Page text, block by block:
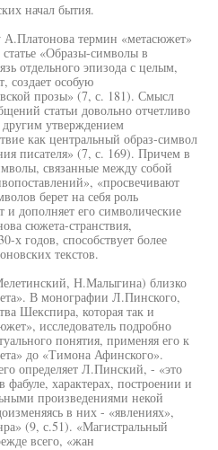
начал бытия.
А.Платонова термин «метасюжет»
«Образы-символы в
отдельного эпизода с целым,
особую
прозы» (7, с. 181). Смысл
статьи довольно отчетливо
другим утверждением
как центральный образ-символ
писателя» (7, с. 169). Причем в
связанные между собой
«просвечивают
берет на себя роль
и дополняет его символические
сюжета-странствия,
х годов, способствует более
текстов.
Н.Малыгина) близко
В монографии Л.Пинского,
Шекспира, которая так и
исследователь подробно
понятия, применяя его к
до «Тимона Афинского».
определяет Л.Пинский, - «это
фабуле, характерах, построении и
произведениями некой
в них - «явлениях»,
(9, с.51). «Магистральный
всего, «жан